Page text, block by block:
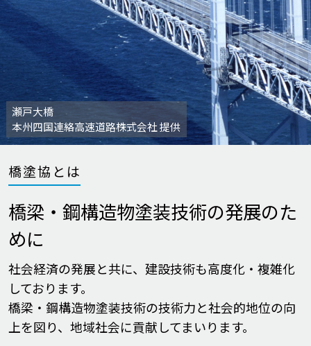
瀬戸大橋
本州四国連絡高速道路株式会社 提供
橋塗協とは
橋梁・鋼構造物塗装技術の発展のた
めに
社会経済の発展と共に、建設技術も高度化・複雑化
しております。
橋梁・鋼構造物塗装技術の技術力と社会的地位の向
上を図り、地域社会に貢献してまいります。